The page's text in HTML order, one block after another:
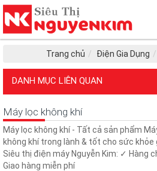
Trang chủ Điện Gia Dụng
DANH MỤC LIÊN QUAN
Máy lọc không khí
Máy lọc không khí - Tất cả sản phẩm
không khí trong lành & tốt cho sức khỏe
Siêu thị điện máy Nguyễn Kim: ✓ Hàng
Giao hàng miễn phí